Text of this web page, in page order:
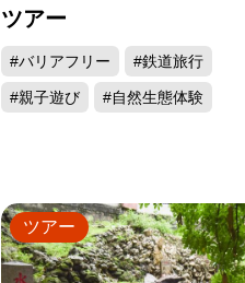
ツアー
#バリアフリー #鉄道旅行
#親子遊び #自然生態体験
ツアー